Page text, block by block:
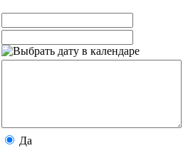
Да